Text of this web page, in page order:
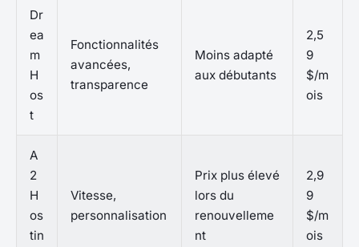
Dr
ea
m
H
os
t
Fonctionnalités
avancées,
transparence
Moins adapté
aux débutants
2,5
9
$/m
ois
A
2
H
os
tin
Vitesse,
personnalisation
Prix plus élevé
lors du
renouvelleme
nt
2,9
9
$/m
ois